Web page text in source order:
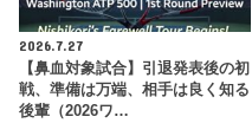
2026.7.27
【鼻血対象試合】引退発表後の初
戦、準備は万端、相手は良く知る
後輩（2026ワ…